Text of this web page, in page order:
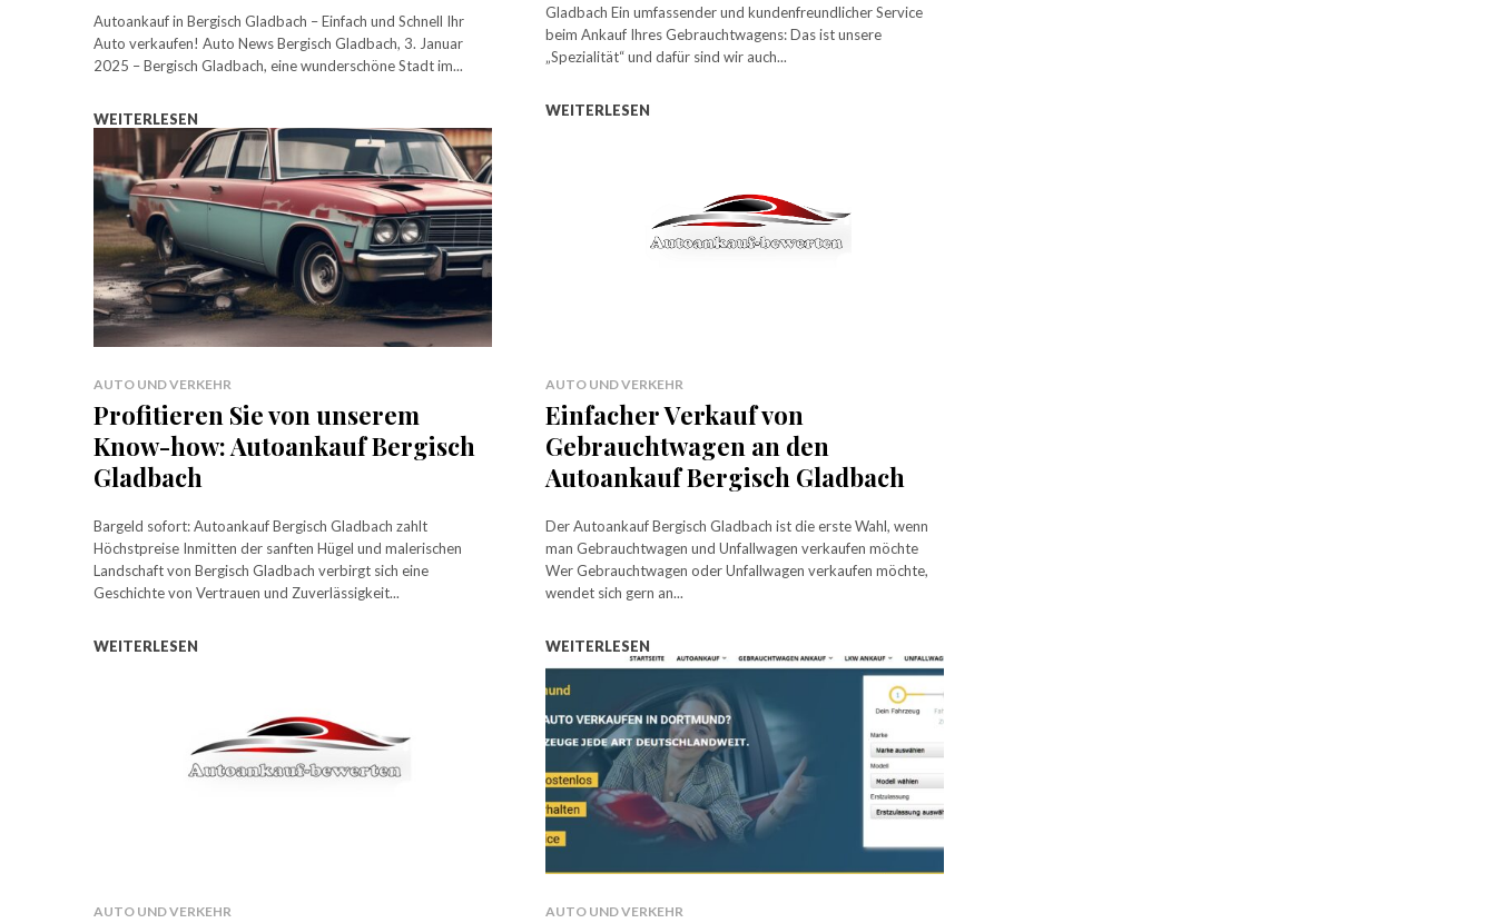
Autoankauf in Bergisch Gladbach – Einfach und Schnell Ihr
Auto verkaufen! Auto News Bergisch Gladbach, 3. Januar
2025 – Bergisch Gladbach, eine wunderschöne Stadt im...
WEITERLESEN
Gladbach Ein umfassender und kundenfreundlicher Service
beim Ankauf Ihres Gebrauchtwagens: Das ist unsere
„Spezialität“ und dafür sind wir auch...
WEITERLESEN
AUTO UND VERKEHR
Profitieren Sie von unserem
Know-how: Autoankauf Bergisch
Gladbach
Bargeld sofort: Autoankauf Bergisch Gladbach zahlt
Höchstpreise Inmitten der sanften Hügel und malerischen
Landschaft von Bergisch Gladbach verbirgt sich eine
Geschichte von Vertrauen und Zuverlässigkeit...
WEITERLESEN
AUTO UND VERKEHR
Einfacher Verkauf von
Gebrauchtwagen an den
Autoankauf Bergisch Gladbach
Der Autoankauf Bergisch Gladbach ist die erste Wahl, wenn
man Gebrauchtwagen und Unfallwagen verkaufen möchte
Wer Gebrauchtwagen oder Unfallwagen verkaufen möchte,
wendet sich gern an...
WEITERLESEN
AUTO UND VERKEHR AUTO UND VERKEHR